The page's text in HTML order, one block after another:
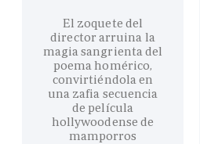
El zoquete del
director arruina la
magia sangrienta del
poema homérico,
convirtiéndola en
una zafia secuencia
de película
hollywoodense de
mamporros